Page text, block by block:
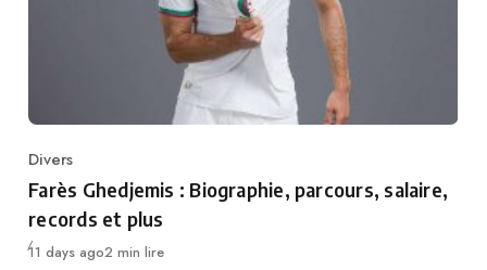
Category
Divers
Farès Ghedjemis : Biographie, parcours, salaire,
records et plus
Publié
11 days ago2 min lire